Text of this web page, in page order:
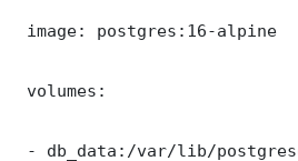
image: postgres:16-alpine
volumes:
- db_data:/var/lib/